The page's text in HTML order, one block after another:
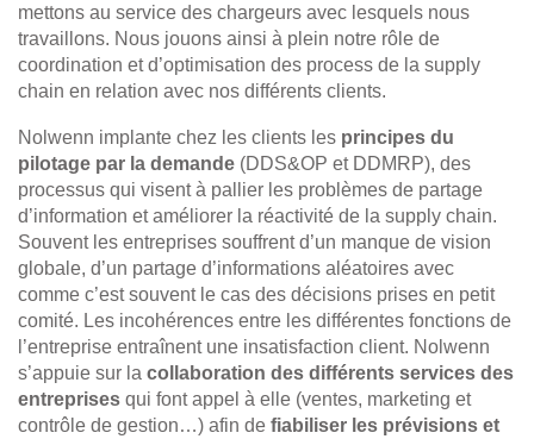
mettons au service des chargeurs avec lesquels nous
travaillons. Nous jouons ainsi à plein notre rôle de
coordination et d’optimisation des process de la supply
chain en relation avec nos différents clients.
Nolwenn implante chez les clients les principes du
pilotage par la demande (DDS&OP et DDMRP), des
processus qui visent à pallier les problèmes de partage
d’information et améliorer la réactivité de la supply chain.
Souvent les entreprises souffrent d’un manque de vision
globale, d’un partage d’informations aléatoires avec
comme c’est souvent le cas des décisions prises en petit
comité. Les incohérences entre les différentes fonctions de
l’entreprise entraînent une insatisfaction client. Nolwenn
s’appuie sur la collaboration des différents services des
entreprises qui font appel à elle (ventes, marketing et
contrôle de gestion…) afin de fiabiliser les prévisions et